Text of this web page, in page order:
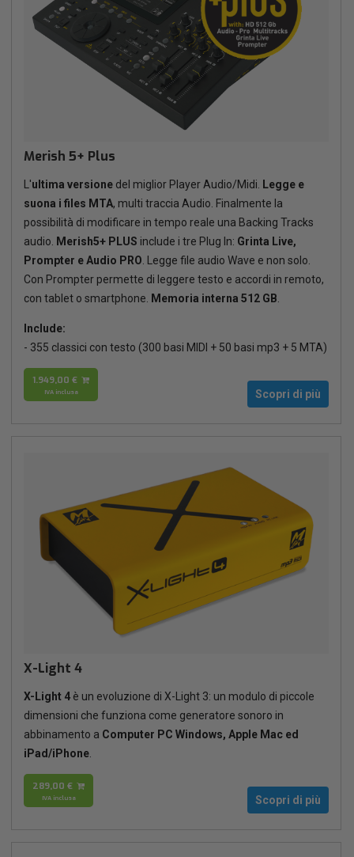
Merish 5+ Plus
L'ultima versione del miglior Player Audio/Midi.
Legge e
suona i files MTA, multi traccia Audio. Finalmente la
possibilità di modificare in tempo reale una Backing Tracks
audio.
Merish5+ PLUS include i tre Plug In: Grinta Live,
Prompter e Audio PRO . Legge file audio Wave e non solo.
Con Prompter permette di leggere testo e accordi in remoto,
con tablet o smartphone.
Memoria interna 512 GB
Include:
- 355 classici con testo (300 basi MIDI + 50 basi mp3 + 5 MTA)
1.949,00 €
IVA inclusa Scopri di più
X-Light 4
X-Light 4 è un evoluzione di X-Light 3: un modulo di piccole
dimensioni che funziona come generatore sonoro in
abbinamento a Computer PC Windows, Apple Mac ed
iPad/iPhone.
289,00 €
IVA inclusa Scopri di più